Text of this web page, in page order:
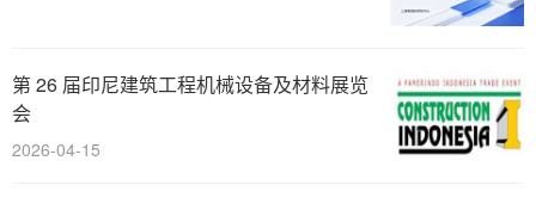
第 26 届印尼建筑工程机械设备及材料展览
会
2026-04-15